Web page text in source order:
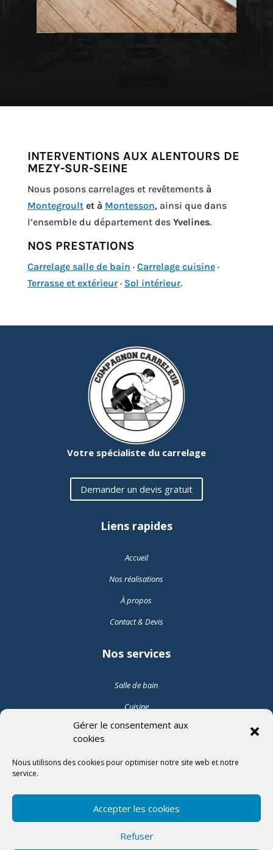
Gérer le consentement aux
cookies
Nous utilisons des cookies pour optimiser notre site web et notre
service.
Accepter les cookies
Refuser
INTERVENTIONS AUX ALENTOURS DE
MEZY-SUR-SEINE
Nous posons carrelages et revêtements à
Montegroult et à Montesson, ainsi que dans
l’ensemble du département des Yvelines.
NOS PRESTATIONS
Carrelage salle de bain · Carrelage cuisine·
Terrasse et extérieur· Sol intérieur.
Votre spécialiste du carrelage
Demander un devis gratuit
Liens rapides
Accueil
Nos réalisations
À propos
Contact & Devis
Nos services
Salle de bain
Cuisine
Pose de carrelage intérieur

